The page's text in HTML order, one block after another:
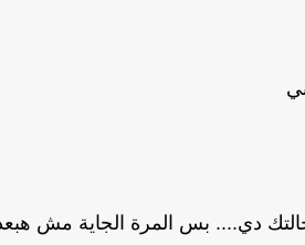
دي.... بس المرة الجاية مش